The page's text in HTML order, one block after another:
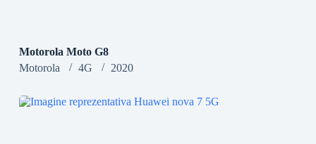
Motorola Moto G8
Motorola
4G 2020